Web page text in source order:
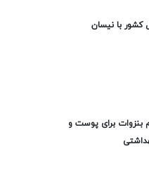
با نیسان
برای پوست و